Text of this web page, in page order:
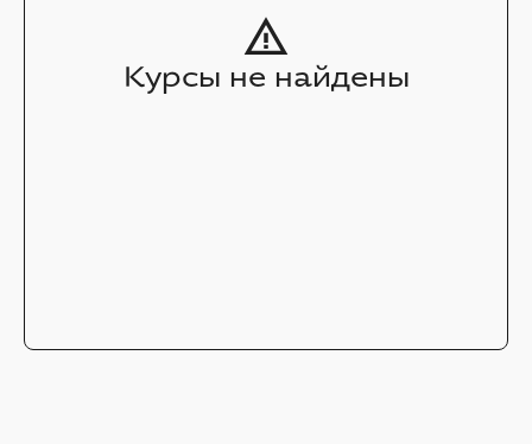
Курсы не найдены